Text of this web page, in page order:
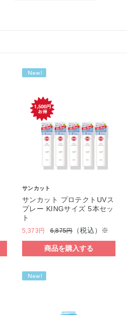
サンカット
サンカット プロテクトUVス
プレー KINGサイズ 5本セッ
ト
5,373円 6,875円（税込）※
商品を購入する